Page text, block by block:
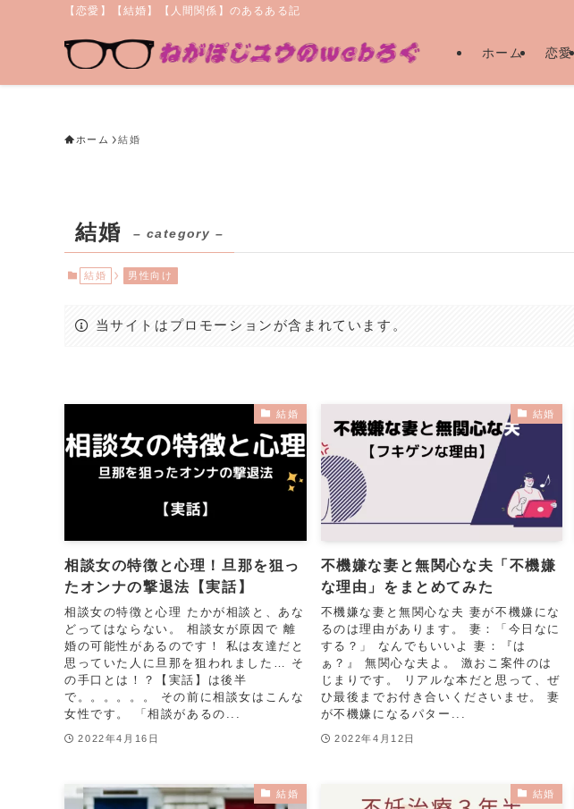
【恋愛】【結婚】【人間関係】のあるある記
ホーム 恋愛
ホーム 結婚
結婚 – category –
結婚 男性向け
当サイトはプロモーションが含まれています。
結婚
相談女の特徴と心理！旦那を狙っ
たオンナの撃退法【実話】
相談女の特徴と心理 たかが相談と、あな
どってはならない。 相談女が原因で 離
婚の可能性があるのです！ 私は友達だと
思っていた人に旦那を狙われました… そ
の手口とは！？【実話】は後半
で。。。。。。 その前に相談女はこんな
女性です。 「相談があるの...
2022年4月16日
結婚
不機嫌な妻と無関心な夫「不機嫌
な理由」をまとめてみた
不機嫌な妻と無関心な夫 妻が不機嫌にな
るのは理由があります。 妻：「今日なに
する？」 なんでもいいよ 妻：『は
ぁ？』 無関心な夫よ。 激おこ案件のは
じまりです。 リアルな本だと思って、ぜ
ひ最後までお付き合いくださいませ。 妻
が不機嫌になるパター...
2022年4月12日
結婚 結婚